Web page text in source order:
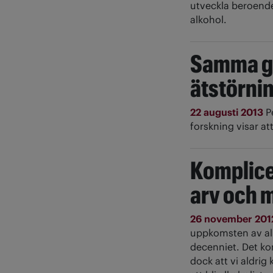
utveckla
alkohol.
Samma
22 augusti 2013
forskning visar
arv och
26 november
uppkomsten av
decenniet. Det
dock att vi aldrig